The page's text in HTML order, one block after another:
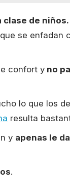
clase de niños.
se enfadan
confort y no
lo que los
resulta
y apenas le
.